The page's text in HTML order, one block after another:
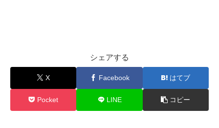
シェアする
X Facebook はてブ
Pocket LINE コピー